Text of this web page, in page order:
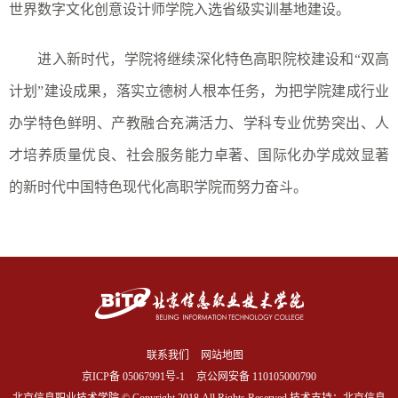
世界数字文化创意设计师学院入选省级实训基地建设。
进入新时代，学院将继续深化特色高职院校建设和“双高
计划”建设成果，落实立德树人根本任务，为把学院建成行业
办学特色鲜明、产教融合充满活力、学科专业优势突出、人
才培养质量优良、社会服务能力卓著、国际化办学成效显著
的新时代中国特色现代化高职学院而努力奋斗。
联系我们
网站地图
京ICP备 05067991号-1
京公网安备 110105000790